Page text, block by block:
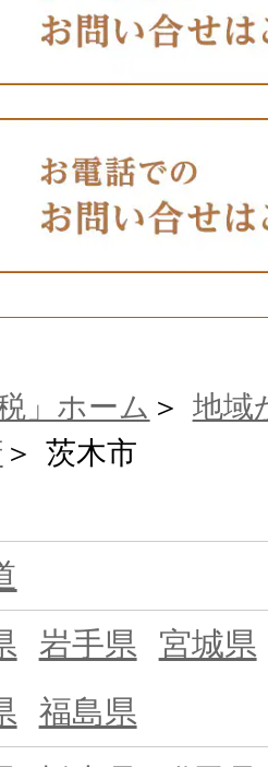
」ホーム
地域
茨木市
岩手県
宮城県
福島県